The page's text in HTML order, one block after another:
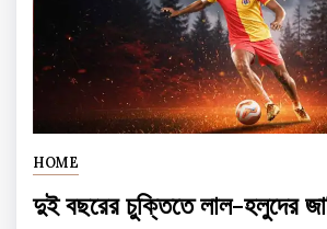
HOME
দুই বছরের চুক্তিতে লাল-হলুদের